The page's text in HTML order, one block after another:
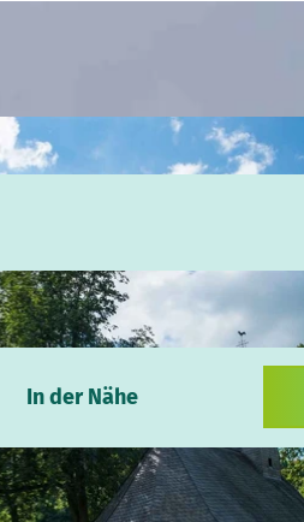
In der Nähe